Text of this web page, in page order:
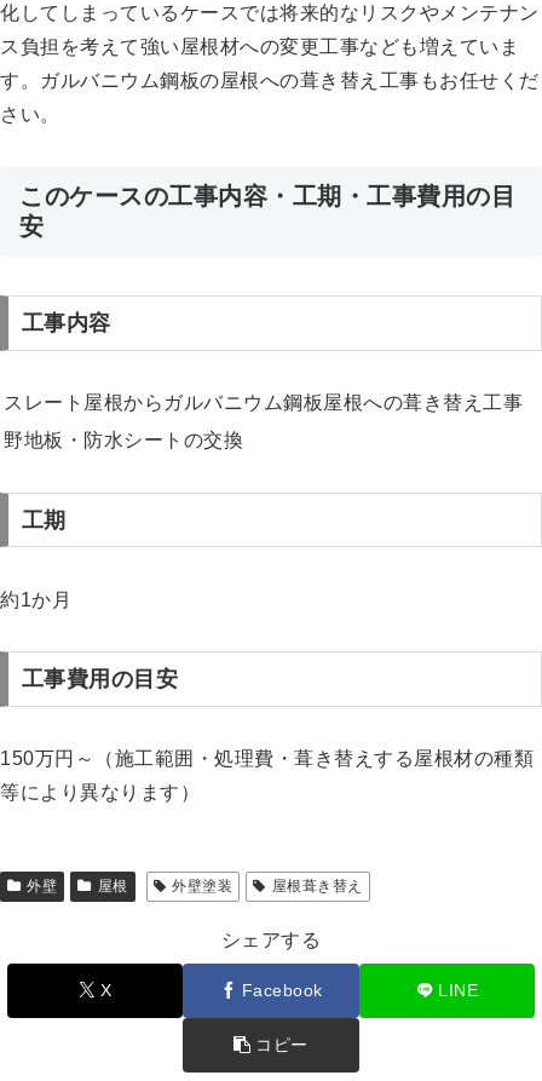
化してしまっているケースでは将来的なリスクやメンテナン
ス負担を考えて強い屋根材への変更工事なども増えていま
す。ガルバニウム鋼板の屋根への葺き替え工事もお任せくだ
さい。
このケースの工事内容・工期・工事費用の目
安
工事内容
スレート屋根からガルバニウム鋼板屋根への葺き替え工事
野地板・防水シートの交換
工期
約1か月
工事費用の目安
150万円～（施工範囲・処理費・葺き替えする屋根材の種類
等により異なります）
外壁 屋根 外壁塗装 屋根葺き替え
シェアする
X Facebook LINE
コピー